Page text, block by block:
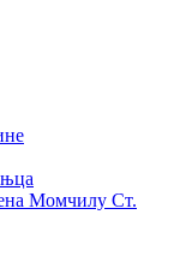
Момчилу Ст.